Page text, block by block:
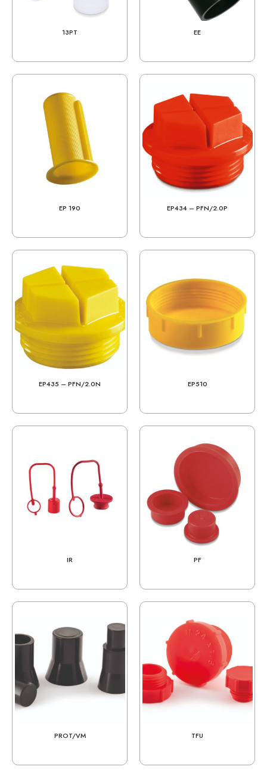
13PT EE
EP 190 EP434 – PFN/2.0P
EP435 – PFN/2.0N EP510
IR PF
PROT/VM TFU